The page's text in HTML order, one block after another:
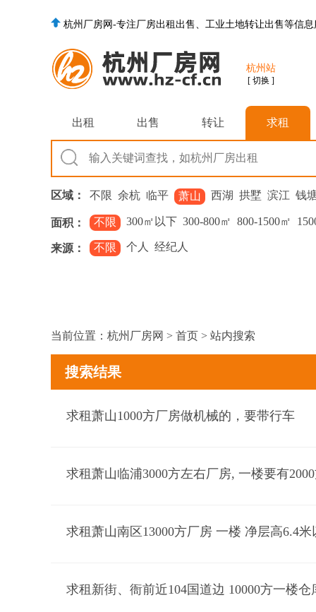
杭州厂房网-专注厂房出租出售、工业土地转让出售等信息
杭州站
[ 切换 ]
出租 出售 转让 求租
区域： 不限 余杭 临平 萧山 西湖 拱墅 滨江 钱
面积： 不限 300㎡以下 300-800㎡ 800-1500㎡
来源： 不限 个人 经纪人
当前位置： 杭州厂房网 > 首页 > 站内搜索
搜索结果
求租萧山1000方厂房做机械的，要带行车
求租萧山临浦3000方左右厂房, 一楼要有